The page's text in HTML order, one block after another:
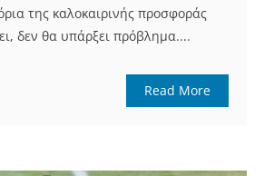
της καλοκαιρινής προσφοράς
δεν θα υπάρξει πρόβλημα....
Read More